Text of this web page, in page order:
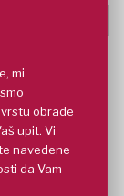
mi
obrade
upit. Vi
navedene
da Vam